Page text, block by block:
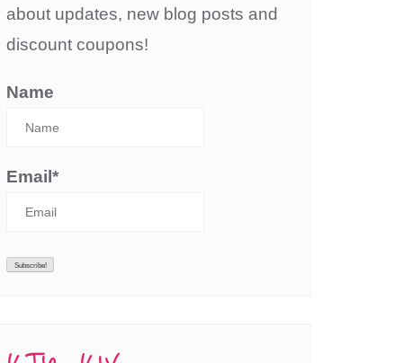
about updates, new blog posts and
discount coupons!
Name
Email*